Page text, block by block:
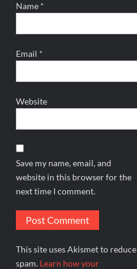
Name *
Email *
Website
Save my name, email, and
website in this browser for the
next time I comment.
This site uses Akismet to reduce
spam. Learn how your